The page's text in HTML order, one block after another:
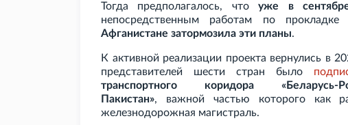
Тогда предполагалось, чтоуже в
непосредственным работам по
Афганистане затормозила эти планы.
К активной реализации проекта вернулись в
представителей шести стран было
транспортного коридора «Беларусь-
Пакистан», важной частью которого как
железнодорожная магистраль.